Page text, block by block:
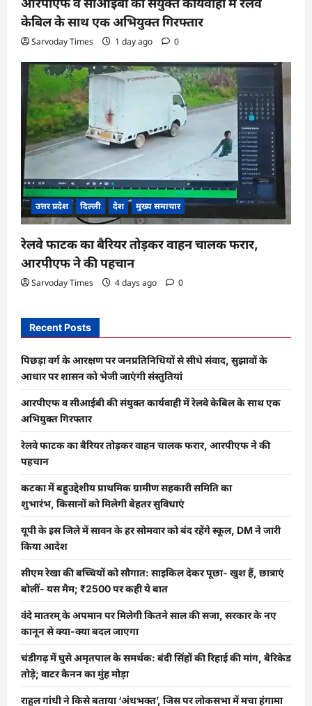
आरपीएफ व सीआईबी की संयुक्त कार्यवाही में रेलवे
केबिल के साथ एक अभियुक्त गिरफ्तार
Sarvoday Times 1 day ago 0
उत्तर प्रदेश दिल्ली देश मुख्य समाचार
रेलवे फाटक का बैरियर तोड़कर वाहन चालक फरार,
आरपीएफ ने की पहचान
Sarvoday Times 4 days ago 0
Recent Posts
पिछड़ा वर्ग के आरक्षण पर जनप्रतिनिधियों से सीधे संवाद, सुझावों के
आधार पर शासन को भेजी जाएंगी संस्तुतियां
आरपीएफ व सीआईबी की संयुक्त कार्यवाही में रेलवे केबिल के साथ एक
अभियुक्त गिरफ्तार
रेलवे फाटक का बैरियर तोड़कर वाहन चालक फरार, आरपीएफ ने की
पहचान
कटका में बहुउद्देशीय प्राथमिक ग्रामीण सहकारी समिति का
शुभारंभ, किसानों को मिलेगी बेहतर सुविधाएं
यूपी के इस जिले में सावन के हर सोमवार को बंद रहेंगे स्कूल, DM ने जारी
किया आदेश
सीएम रेखा की बच्चियों को सौगात: साइकिल देकर पूछा- खुश हैं, छात्राएं
बोलीं- यस मैम; ₹2500 पर कही ये बात
वंदे मातरम् के अपमान पर मिलेगी कितने साल की सजा, सरकार के नए
कानून से क्या-क्या बदल जाएगा
चंडीगढ़ में घुसे अमृतपाल के समर्थक: बंदी सिंहों की रिहाई की मांग, बैरिकेड
तोड़े; वाटर कैनन का मुंह मोड़ा
राहुल गांधी ने किसे बताया ‘अंधभक्त’, जिस पर लोकसभा में मचा हंगामा